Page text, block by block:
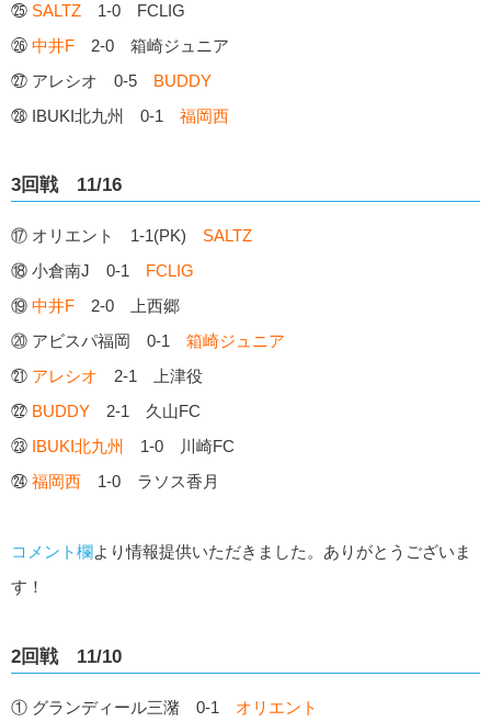
㉕ SALTZ 1-0 FCLIG
㉖ 中井F 2-0 箱崎ジュニア
㉗ アレシオ 0-5 BUDDY
㉘ IBUKI北九州 0-1 福岡西
3回戦 11/16
⑰ オリエント 1-1(PK) SALTZ
⑱ 小倉南J 0-1 FCLIG
⑲ 中井F 2-0 上西郷
⑳ アビスパ福岡 0-1 箱崎ジュニア
㉑ アレシオ 2-1 上津役
㉒ BUDDY 2-1 久山FC
㉓ IBUKI北九州
1-0 川崎FC
㉔ 福岡西 1-0 ラソス香月
コメント欄より情報提供いただきました。ありがとうございま
す！
2回戦 11/10
① グランディール三潴 0-1 オリエント